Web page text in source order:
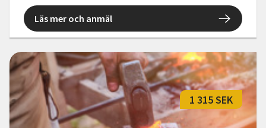
Läs mer och anmäl
1 315 SEK